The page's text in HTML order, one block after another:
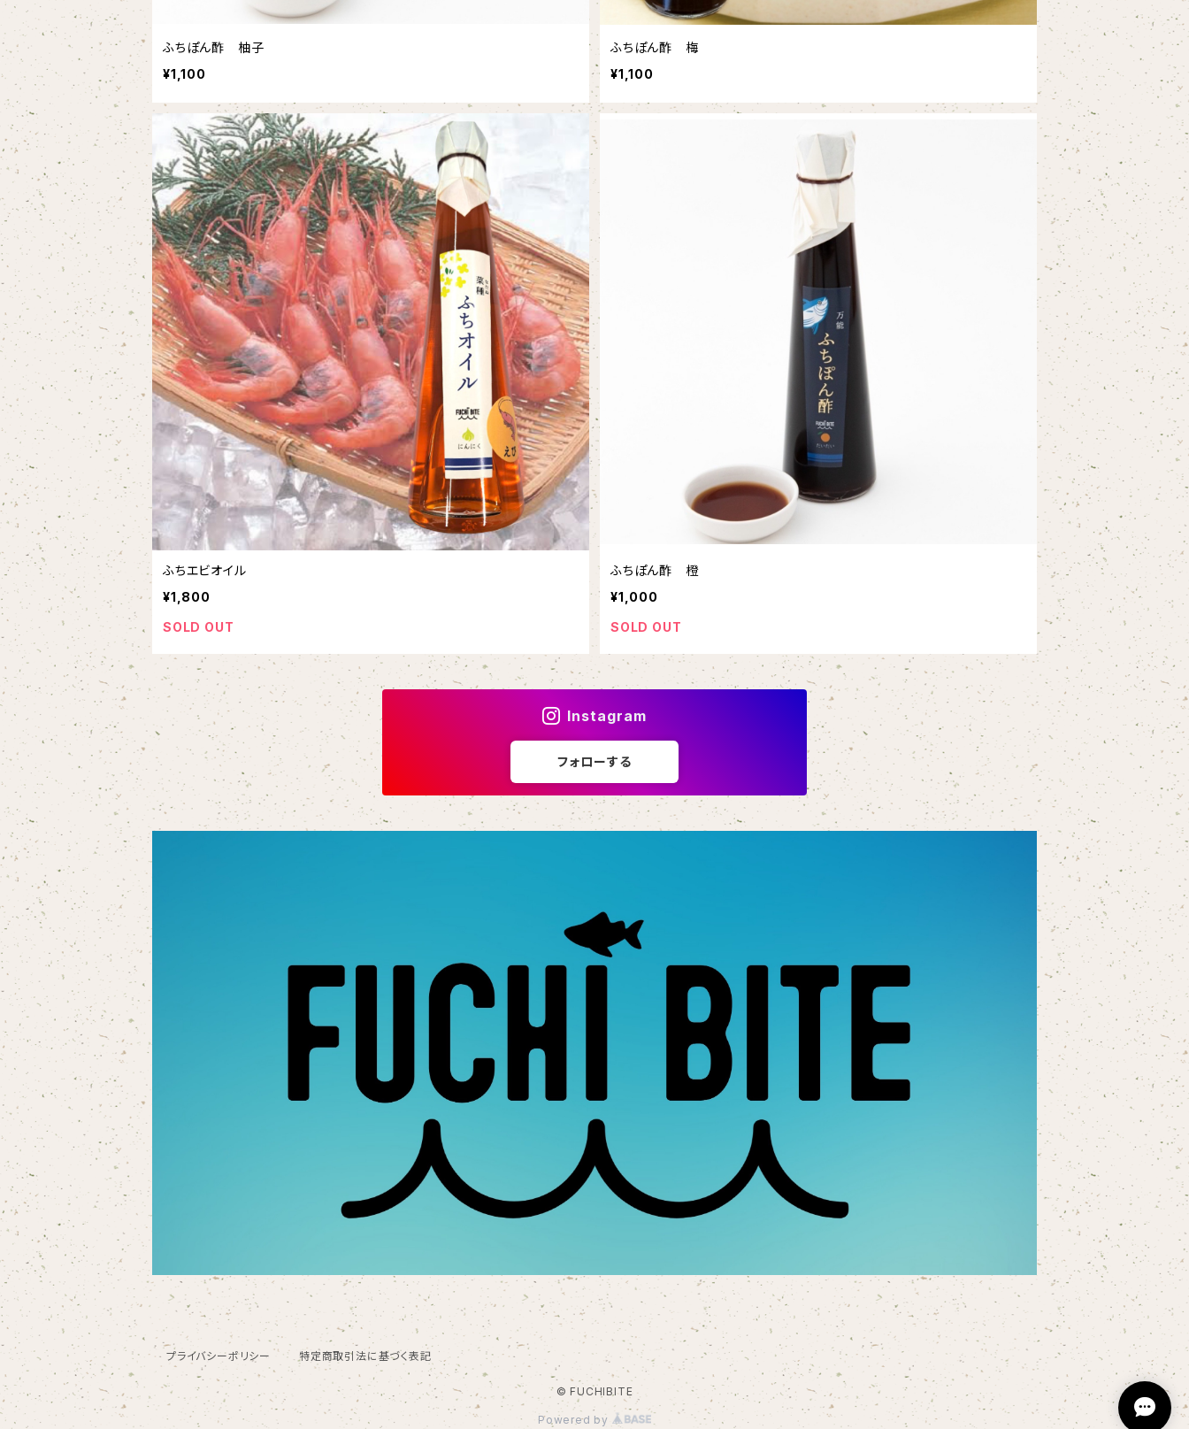
ふちぽん酢 柚子
¥1,100
ふちぽん酢 梅
¥1,100
ふちエビオイル
¥1,800
SOLD OUT
ふちぽん酢 橙
¥1,000
SOLD OUT
Instagram
フォローする
プライバシーポリシー 特定商取引法に基づく表記
© FUCHIBITE
Powered by